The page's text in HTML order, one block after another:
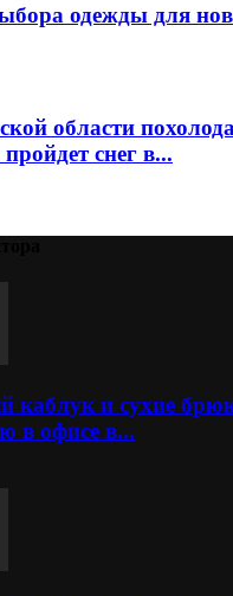
одежды для
области
снег в...
каблук и сухие
в офисе в...